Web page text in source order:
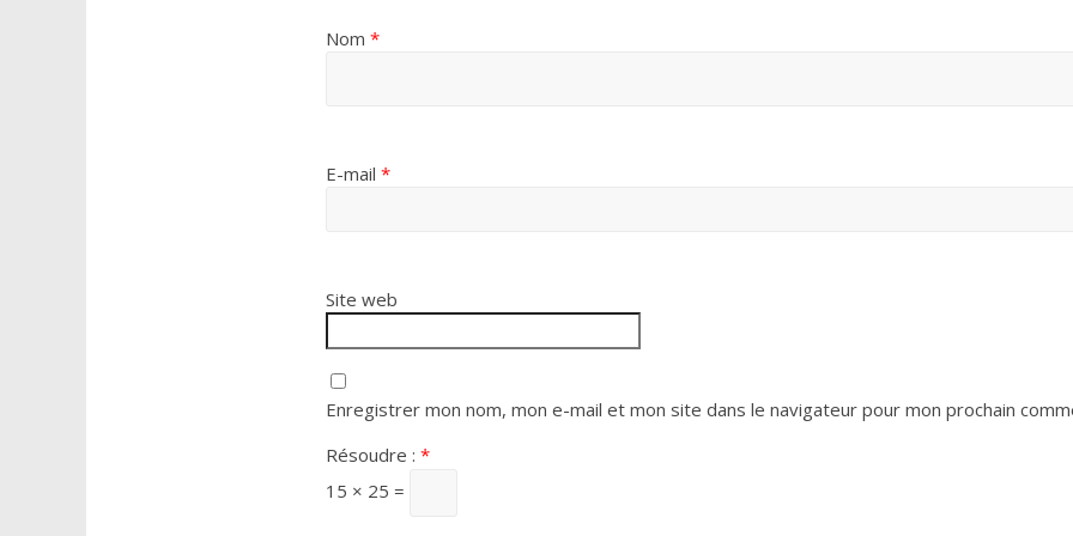
Nom *
E-mail *
Site web
Enregistrer mon nom, mon e-mail et mon site dans le navigateur pour mon prochain
Résoudre : *
15 × 25 =